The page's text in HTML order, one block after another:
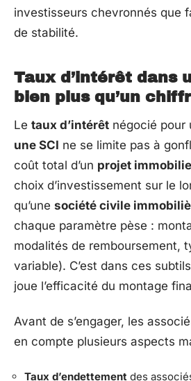
investisseurs chevronnés que
de stabilité.
Taux d’intérêt dans
bien plus qu’un
Le taux d’intérêt négocié pour
une SCI ne se limite pas à
coût total d’un projet
choix d’investissement sur le
qu’une société civile
chaque paramètre pèse :
modalités de remboursement,
variable). C’est dans ces
joue l’efficacité du montage
Avant de s’engager, les
en compte plusieurs aspects
Taux d’endettement des